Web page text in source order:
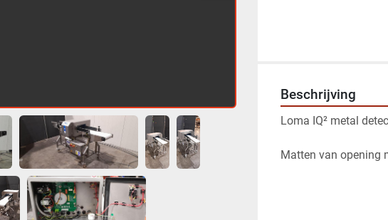
Beschrijving
Loma IQ² metal
Matten van opening